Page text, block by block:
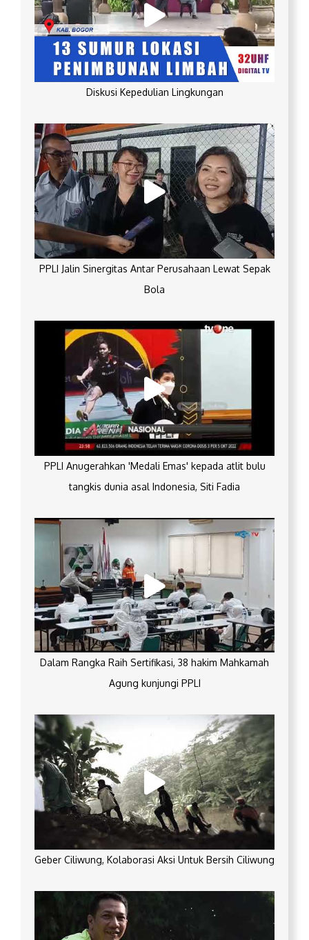
Diskusi Kepedulian Lingkungan
PPLI Jalin Sinergitas Antar Perusahaan Lewat Sepak
Bola
PPLI Anugerahkan 'Medali Emas' kepada atlit bulu
tangkis dunia asal Indonesia, Siti Fadia
Dalam Rangka Raih Sertifikasi, 38 hakim Mahkamah
Agung kunjungi PPLI
Geber Ciliwung, Kolaborasi Aksi Untuk Bersih Ciliwung